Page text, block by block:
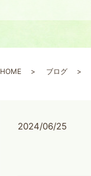
HOME ブログ
2024/06/25